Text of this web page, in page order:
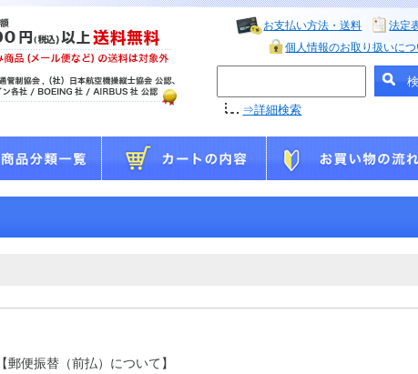
お支払い方法・送料
法定
個人情報のお取り扱いに
⇒詳細検索
【郵便振替（前払）について】